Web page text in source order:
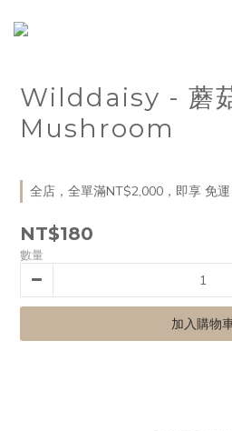
Wilddaisy - 蘑
Mushroom
全店，全單滿NT$2,000，即享 免
NT$180
數量
加入購物